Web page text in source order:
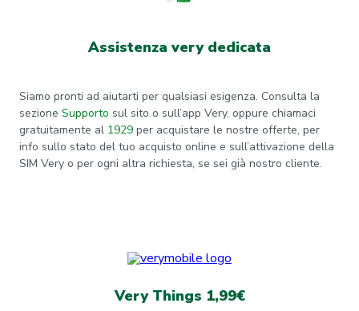
Assistenza very dedicata
Siamo pronti ad aiutarti per qualsiasi esigenza. Consulta la
sezione Supporto sul sito o sull’app Very, oppure chiamaci
gratuitamente al 1929 per acquistare le nostre offerte, per
info sullo stato del tuo acquisto online e sull’attivazione della
SIM Very o per ogni altra richiesta, se sei già nostro cliente.
Very Things 1,99€